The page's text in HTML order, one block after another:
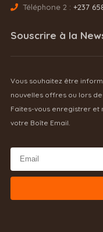
Téléphone 2 : +237
Souscrire à la
Vous souhaitez être
nouvelles offres ou lors
Faites-vous enregistrer et
votre Boîte Email.